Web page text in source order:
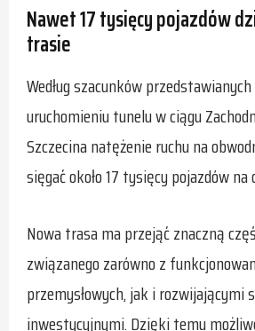
Nawet 17 tysięcy pojazdów
trasie
Według szacunków
uruchomieniu tunelu w ciągu
Szczecina natężenie ruchu na
sięgać około 17 tysięcy pojazdów na
Nowa trasa ma przejąć znaczną
związanego zarówno z
przemysłowych, jak i rozwijającymi
inwestycyjnymi. Dzięki temu